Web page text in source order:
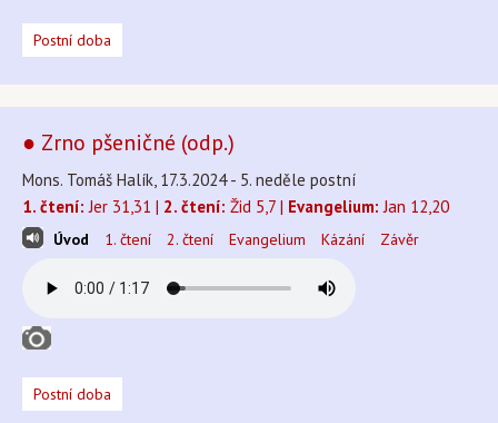
Postní doba
● Zrno pšeničné (odp.)
Mons. Tomáš Halík, 17.3.2024 - 5. neděle postní
1. čtení: Jer 31,31 | 2. čtení: Žid 5,7 | Evangelium: Jan 12,20
Úvod 1. čtení 2. čtení Evangelium Kázání Závěr
Postní doba